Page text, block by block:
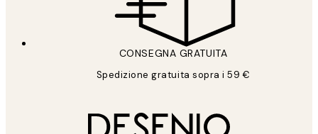
CONSEGNA GRATUITA
Spedizione gratuita sopra i 59 €